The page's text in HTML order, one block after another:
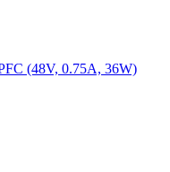
(48V, 0.75A, 36W)